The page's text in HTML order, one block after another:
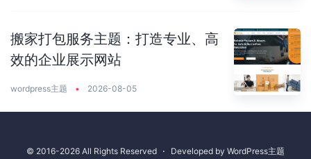
搬家打包服务主题：打造专业、高
效的企业展示网站
wordpress主题 • 2026-08-05
© 2016-2026 All Rights Reserved ⋅ Developed by WordPress主题